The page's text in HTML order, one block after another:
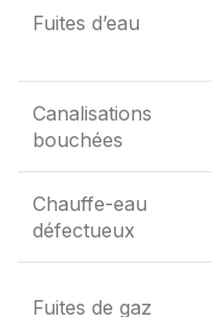
Fuites d’eau
Canalisations
bouchées
Chauffe-eau
défectueux
Fuites de gaz